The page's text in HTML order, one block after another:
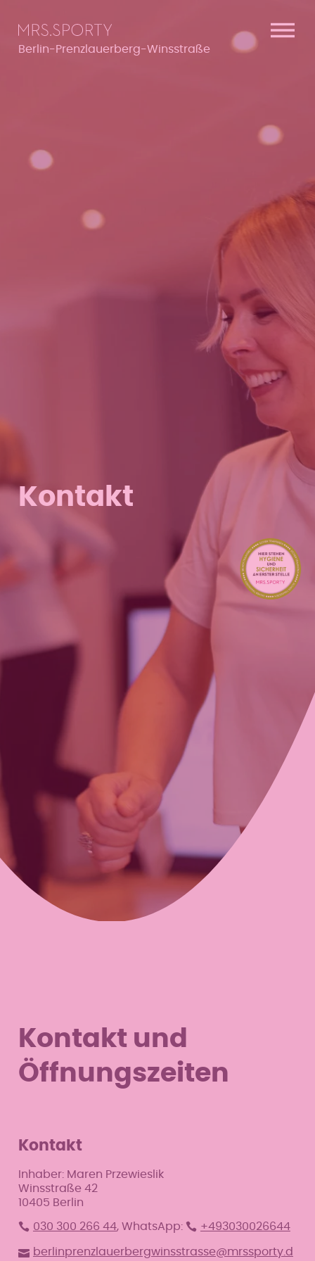
Berlin-Prenzlauerberg-Winsstraße
Kontakt
Kontakt und
Öffnungszeiten
Kontakt
Inhaber: Maren Przewieslik
Winsstraße 42
10405 Berlin
030 300 266 44, WhatsApp: +493030026644
berlinprenzlauerbergwinsstrasse@mrssporty.d